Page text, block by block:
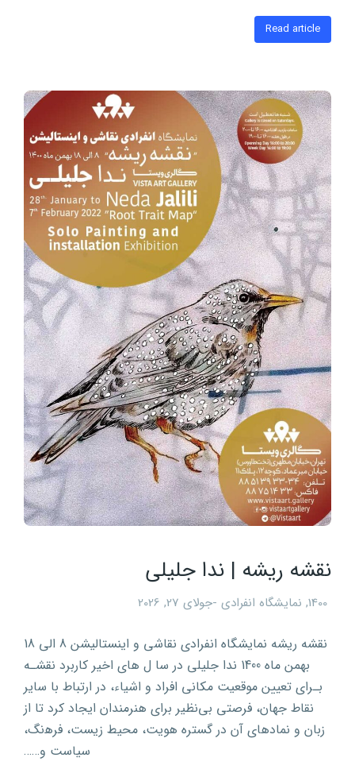
Read article
نقشه ریشه | ندا جلیلی
1400
, نمایشگاه انفرادی جولای 27, 2026
نقشه ریشه نمایشگاه انفرادی نقاشی و اینستالیشن 8 الی 18
بهمن ماه 1400 ندا جلیلی در ﺳﺎ ل ﻫﺎی اﺧﯿﺮ کارﺑﺮد ﻧﻘﺸـﻪ
ﺑـﺮای ﺗﻌﯿﯿﻦ ﻣﻮﻗﻌﯿﺖ مکاﻧﯽ اﻓﺮاد و اﺷﯿﺎء، در ارﺗﺒﺎط ﺑﺎ ﺳﺎﯾﺮ
ﻧﻘﺎط ﺟﻬﺎن، ﻓﺮﺻﺘﯽ ﺑﯽﻧﻈﯿﺮ ﺑﺮای ﻫﻨﺮﻣﻨﺪان اﯾﺠﺎد کرد ﺗﺎ از
زﺑﺎن و ﻧﻤﺎدﻫﺎی آن در گستره ﻫﻮﯾﺖ، ﻣﺤﯿﻂ زﯾﺴﺖ، ﻓﺮﻫنگ،
ﺳﯿﺎﺳﺖ و……